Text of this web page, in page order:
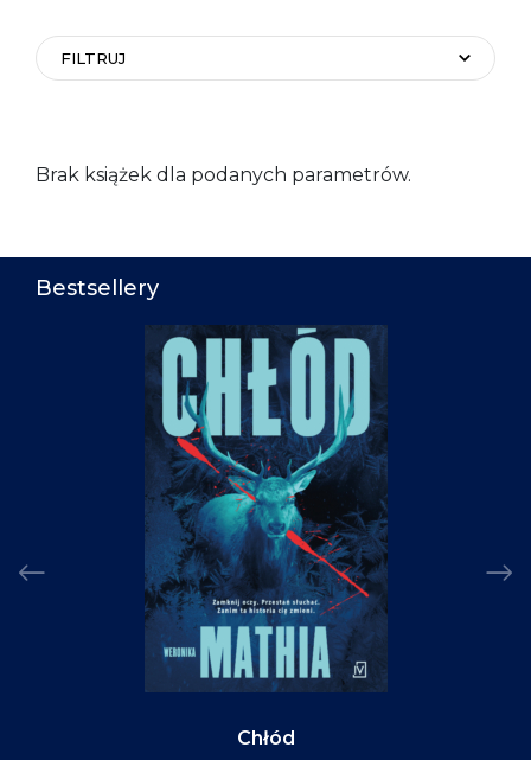
FILTRUJ
Brak książek dla podanych parametrów.
Bestsellery
Chłód